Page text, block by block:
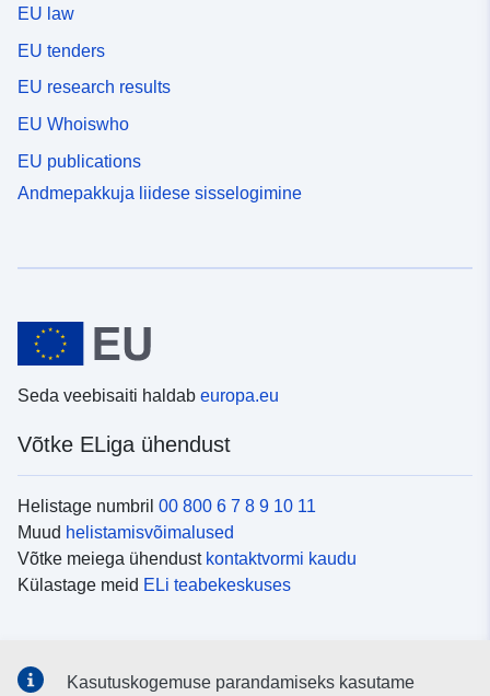
EU law
EU tenders
EU research results
EU Whoiswho
EU publications
Andmepakkuja liidese sisselogimine
Seda veebisaiti haldab europa.eu
Võtke ELiga ühendust
Helistage numbril 00 800 6 7 8 9 10 11
Muud helistamisvõimalused
Võtke meiega ühendust kontaktvormi kaudu
Külastage meid ELi teabekeskuses
Kasutuskogemuse parandamiseks kasutame